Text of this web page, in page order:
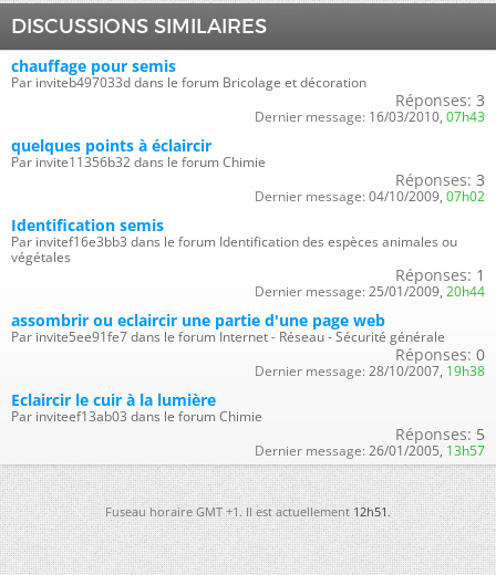
DISCUSSIONS SIMILAIRES
chauffage pour semis
Par inviteb497033d dans le forum Bricolage et décoration
Réponses: 3
Dernier message: 16/03/2010, 07h43
quelques points à éclaircir
Par invite11356b32 dans le forum Chimie
Réponses: 3
Dernier message: 04/10/2009, 07h02
Identification semis
Par invitef16e3bb3 dans le forum Identification des espèces animales ou
végétales
Réponses: 1
Dernier message: 25/01/2009, 20h44
assombrir ou eclaircir une partie d'une page web
Par invite5ee91fe7 dans le forum Internet - Réseau - Sécurité générale
Réponses: 0
Dernier message: 28/10/2007, 19h38
Eclaircir le cuir à la lumière
Par inviteef13ab03 dans le forum Chimie
Réponses: 5
Dernier message: 26/01/2005, 13h57
Fuseau horaire GMT +1. Il est actuellement12h51.